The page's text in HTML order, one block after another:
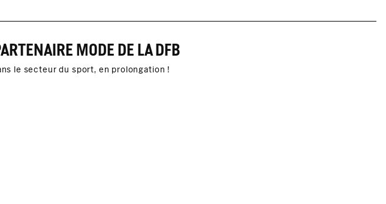
MODE DE LA DFB
le secteur du sport, en prolongation !